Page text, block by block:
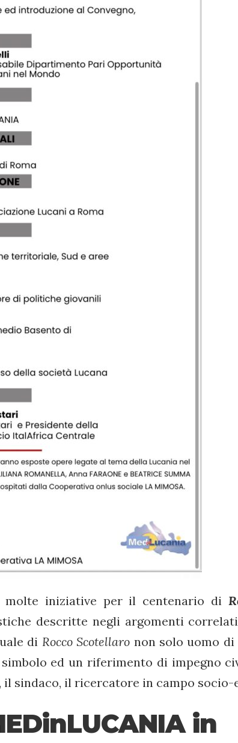
iniziative per il centenario di
descritte negli argomenti
di Rocco Scotellaro non solo uomo
ed un riferimento di impegno
sindaco, il ricercatore in campo socio-
in